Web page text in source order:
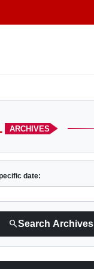
ARCHIVES
date:
searchSearch Archives